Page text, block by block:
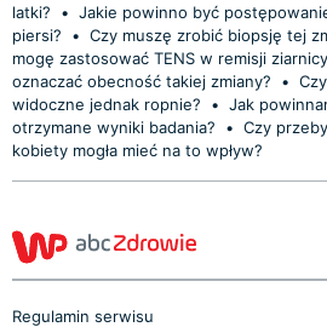
latki?
• Jakie powinno być
piersi?
• Czy muszę zrobić biopsję tej
mogę zastosować TENS w remisji
oznaczać obecność takiej zmiany?
•
widoczne jednak ropnie?
• Jak
otrzymane wyniki badania?
• Czy
kobiety mogła mieć na to wpływ?
Regulamin serwisu